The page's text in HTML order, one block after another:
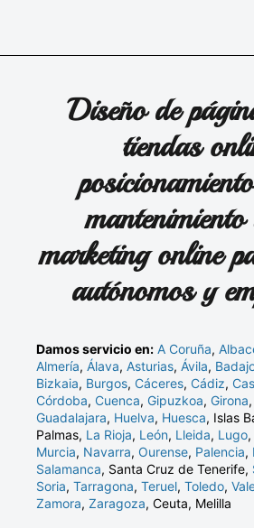
Diseño de
tiendas
marketing online
autónomos y
Damos servicio en: A Coruña,
Almería, Álava, Asturias, Ávila,
Bizkaia, Burgos, Cáceres, Cádiz,
Córdoba, Cuenca, Gipuzkoa, Girona,
Guadalajara, Huelva, Huesca, Islas
Palmas, La Rioja, León, Lleida, Lugo,
Murcia, Navarra, Ourense, Palencia,
Salamanca, Santa Cruz de Tenerife,
Soria, Tarragona, Teruel, Toledo,
Zamora, Zaragoza, Ceuta, Melilla